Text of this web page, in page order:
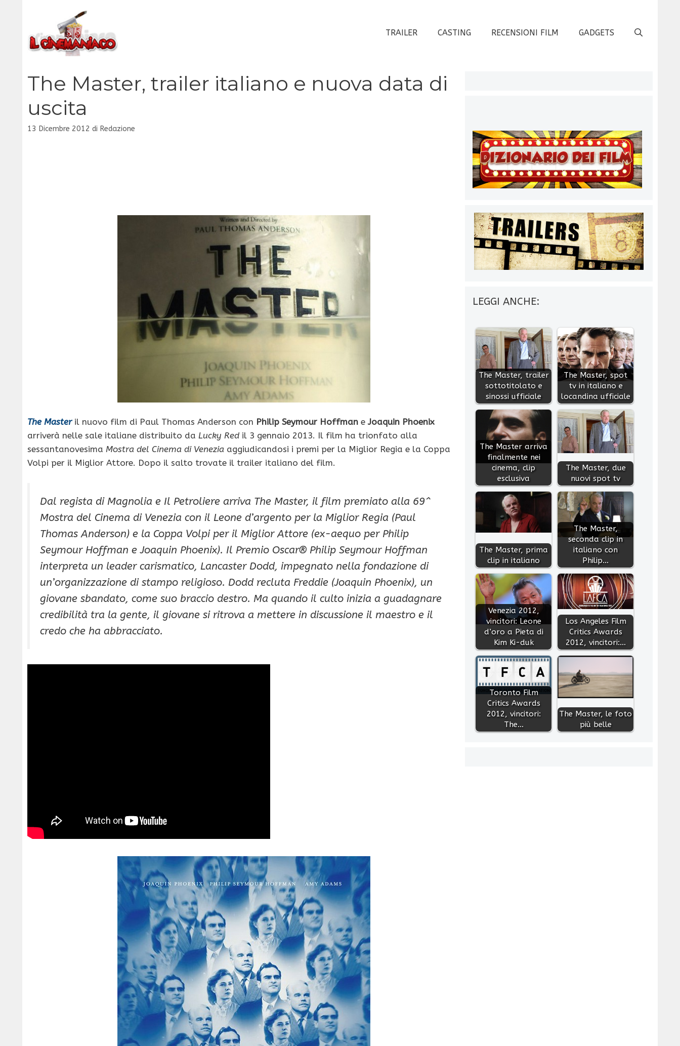
contenuto
TRAILER CASTING RECENSIONI FILM GADGETS
The Master, trailer italiano e nuova data di
uscita
13 Dicembre 2012 di Redazione
The Master il nuovo film di Paul Thomas Anderson con Philip Seymour Hoffman e Joaquin Phoenix
arriverà nelle sale italiane distribuito da Lucky Red il 3 gennaio 2013. Il film ha trionfato alla
sessantanovesima Mostra del Cinema di Venezia aggiudicandosi i premi per la Miglior Regia e la Coppa
Volpi per il Miglior Attore. Dopo il salto trovate il trailer italiano del film.
Dal regista di Magnolia e Il Petroliere arriva The Master, il film premiato alla 69^
Mostra del Cinema di Venezia con il Leone d’argento per la Miglior Regia (Paul
Thomas Anderson) e la Coppa Volpi per il Miglior Attore (ex-aequo per Philip
Seymour Hoffman e Joaquin Phoenix). Il Premio Oscar® Philip Seymour Hoffman
interpreta un leader carismatico, Lancaster Dodd, impegnato nella fondazione di
un’organizzazione di stampo religioso. Dodd recluta Freddie (Joaquin Phoenix), un
giovane sbandato, come suo braccio destro. Ma quando il culto inizia a guadagnare
credibilità tra la gente, il giovane si ritrova a mettere in discussione il maestro e il
credo che ha abbracciato.
LEGGI ANCHE:
The Master, trailer
sottotitolato e
sinossi ufficiale
The Master, spot
tv in italiano e
locandina ufficiale
The Master arriva
finalmente nei
cinema, clip
esclusiva
The Master, due
nuovi spot tv
The Master, prima
clip in italiano
The Master,
seconda clip in
italiano con
Philip…
Venezia 2012,
vincitori: Leone
d’oro a Pieta di
Kim Ki-duk
Los Angeles Film
Critics Awards
2012, vincitori:…
Toronto Film
Critics Awards
2012, vincitori:
The…
The Master, le foto
più belle